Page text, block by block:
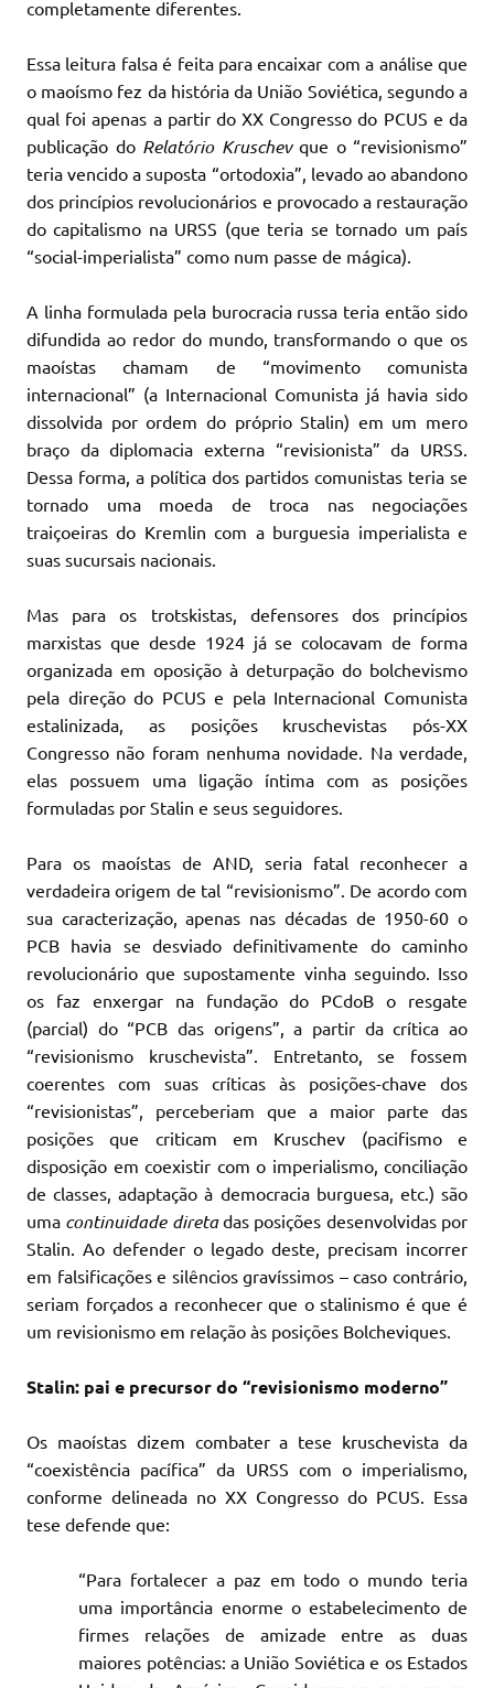
completamente diferentes.
Essa leitura falsa é feita para encaixar com a análise que
o maoísmo fez da história da União Soviética, segundo a
qual foi apenas a partir do XX Congresso do PCUS e da
publicação do Relatório Kruschevque o “revisionismo”
teria vencido a suposta “ortodoxia”, levado ao abandono
dos princípios revolucionários e provocado a restauração
do capitalismo na URSS (que teria se tornado um país
“social-imperialista” como num passe de mágica).
A linha formulada pela burocracia russa teria então sido
difundida ao redor do mundo, transformando o que os
maoístas chamam de “movimento comunista
internacional” (a Internacional Comunista já havia sido
dissolvida por ordem do próprio Stalin) em um mero
braço da diplomacia externa “revisionista” da URSS.
Dessa forma, a política dos partidos comunistas teria se
tornado uma moeda de troca nas negociações
traiçoeiras do Kremlin com a burguesia imperialista e
suas sucursais nacionais.
Mas para os trotskistas, defensores dos princípios
marxistas que desde 1924 já se colocavam de forma
organizada em oposição à deturpação do bolchevismo
pela direção do PCUS e pela Internacional Comunista
estalinizada, as posições kruschevistas pós-XX
Congresso não foram nenhuma novidade. Na verdade,
elas possuem uma ligação íntima com as posições
formuladas por Stalin e seus seguidores.
Para os maoístas de AND, seria fatal reconhecer a
verdadeira origem de tal “revisionismo”. De acordo com
sua caracterização, apenas nas décadas de 1950-60 o
PCB havia se desviado definitivamente do caminho
revolucionário que supostamente vinha seguindo. Isso
os faz enxergar na fundação do PCdoB o resgate
(parcial) do “PCB das origens”, a partir da crítica ao
“revisionismo kruschevista”. Entretanto, se fossem
coerentes com suas críticas às posições-chave dos
“revisionistas”, perceberiam que a maior parte das
posições que criticam em Kruschev (pacifismo e
disposição em coexistir com o imperialismo, conciliação
de classes, adaptação à democracia burguesa, etc.) são
uma continuidade diretadas posições desenvolvidas por
Stalin. Ao defender o legado deste, precisam incorrer
em falsificações e silêncios gravíssimos – caso contrário,
seriam forçados a reconhecer que o stalinismo é que é
um revisionismo em relação às posições Bolcheviques.
Stalin: pai e precursor do “revisionismo moderno”
Os maoístas dizem combater a tese kruschevista da
“coexistência pacífica” da URSS com o imperialismo,
conforme delineada no XX Congresso do PCUS. Essa
tese defende que:
“Para fortalecer a paz em todo o mundo teria
uma importância enorme o estabelecimento de
firmes relações de amizade entre as duas
maiores potências: a União Soviética e os Estados